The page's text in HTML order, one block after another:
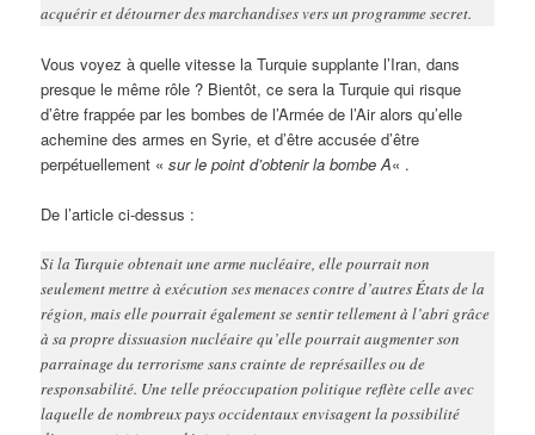
acquérir et détourner des marchandises vers un programme secret.
Vous voyez à quelle vitesse la Turquie supplante l’Iran, dans
presque le même rôle ? Bientôt, ce sera la Turquie qui risque
d’être frappée par les bombes de l’Armée de l’Air alors qu’elle
achemine des armes en Syrie, et d’être accusée d’être
perpétuellement «sur le point d’obtenir la bombe A« .
De l’article ci-dessus :
Si la Turquie obtenait une arme nucléaire, elle pourrait non
seulement mettre à exécution ses menaces contre d’autres États de la
région, mais elle pourrait également se sentir tellement à l’abri grâce
à sa propre dissuasion nucléaire qu’elle pourrait augmenter son
parrainage du terrorisme sans crainte de représailles ou de
responsabilité. Une telle préoccupation politique reflète celle avec
laquelle de nombreux pays occidentaux envisagent la possibilité